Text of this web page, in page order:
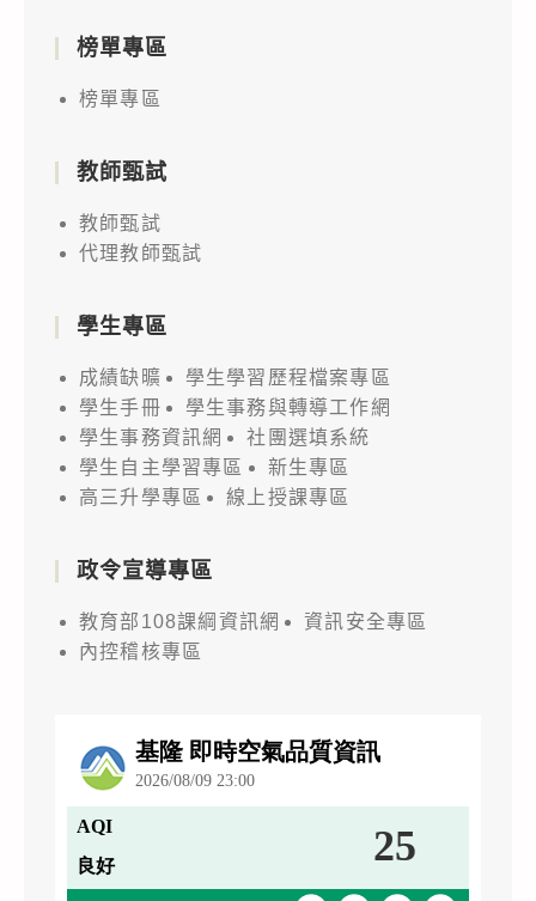
榜單專區
榜單專區
教師甄試
教師甄試
代理教師甄試
學生專區
成績缺曠
學生學習歷程檔案專區
學生手冊
學生事務與轉導工作網
學生事務資訊網
社團選填系統
學生自主學習專區
新生專區
高三升學專區
線上授課專區
政令宣導專區
教育部108課綱資訊網
資訊安全專區
內控稽核專區